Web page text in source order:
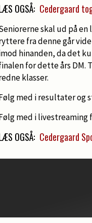
OGSÅ: Cedergaard
skal ud på
fra denne går
hinanden, da det
for dette års DM.
klasser.
med i resultater og
med i livestreaming
OGSÅ: Cedergaard